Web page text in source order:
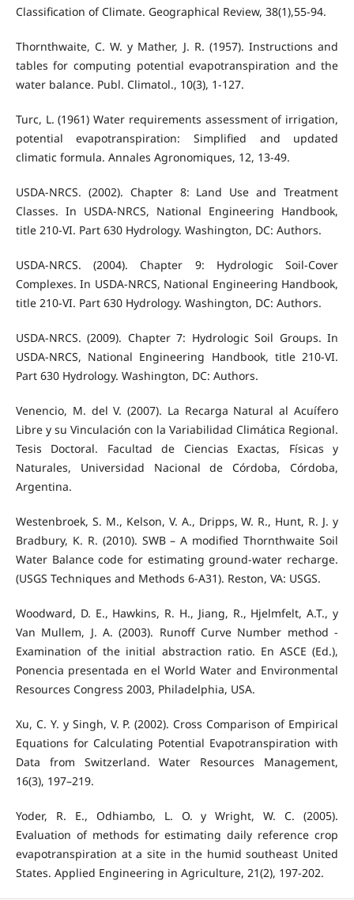
Classification of Climate. Geographical Review, 38(1),55-94.
Thornthwaite, C. W. y Mather, J. R. (1957). Instructions and
tables for computing potential evapotranspiration and the
water balance. Publ. Climatol., 10(3), 1-127.
Turc, L. (1961) Water requirements assessment of irrigation,
potential evapotranspiration: Simplified and updated
climatic formula. Annales Agronomiques, 12, 13-49.
USDA-NRCS. (2002). Chapter 8: Land Use and Treatment
Classes. In USDA-NRCS, National Engineering Handbook,
title 210-VI. Part 630 Hydrology. Washington, DC: Authors.
USDA-NRCS. (2004). Chapter 9: Hydrologic Soil-Cover
Complexes. In USDA-NRCS, National Engineering Handbook,
title 210-VI. Part 630 Hydrology. Washington, DC: Authors.
USDA-NRCS. (2009). Chapter 7: Hydrologic Soil Groups. In
USDA-NRCS, National Engineering Handbook, title 210-VI.
Part 630 Hydrology. Washington, DC: Authors.
Venencio, M. del V. (2007). La Recarga Natural al Acuífero
Libre y su Vinculación con la Variabilidad Climática Regional.
Tesis Doctoral. Facultad de Ciencias Exactas, Físicas y
Naturales, Universidad Nacional de Córdoba, Córdoba,
Argentina.
Westenbroek, S. M., Kelson, V. A., Dripps, W. R., Hunt, R. J. y
Bradbury, K. R. (2010). SWB – A modified Thornthwaite Soil
Water Balance code for estimating ground-water recharge.
(USGS Techniques and Methods 6-A31). Reston, VA: USGS.
Woodward, D. E., Hawkins, R. H., Jiang, R., Hjelmfelt, A.T., y
Van Mullem, J. A. (2003). Runoff Curve Number method -
Examination of the initial abstraction ratio. En ASCE (Ed.),
Ponencia presentada en el World Water and Environmental
Resources Congress 2003, Philadelphia, USA.
Xu, C. Y. y Singh, V. P. (2002). Cross Comparison of Empirical
Equations for Calculating Potential Evapotranspiration with
Data from Switzerland. Water Resources Management,
16(3), 197–219.
Yoder, R. E., Odhiambo, L. O. y Wright, W. C. (2005).
Evaluation of methods for estimating daily reference crop
evapotranspiration at a site in the humid southeast United
States. Applied Engineering in Agriculture, 21(2), 197-202.